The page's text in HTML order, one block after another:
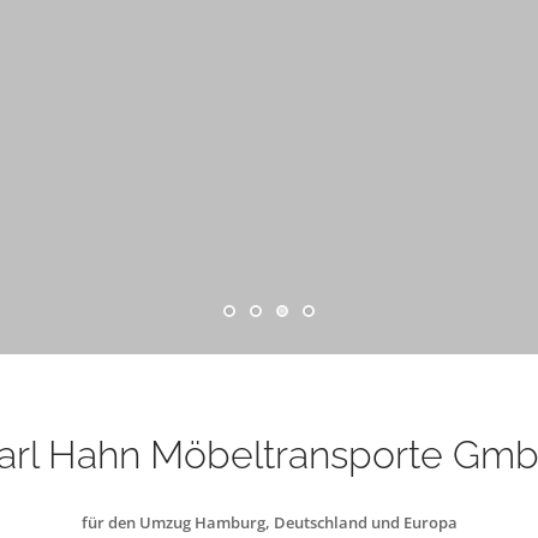
Hahn Möbeltransporte
für den Umzug Hamburg, Deutschland und Europa